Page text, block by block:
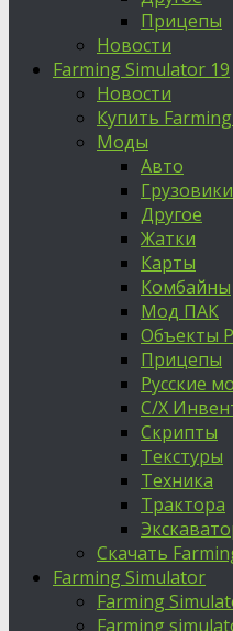
Прицепы
Новости
Farming Simulator 19
Новости
Купить
Моды
Авто
Грузовики
Другое
Жатки
Карты
Комбайны
Мод ПАК
Объекты
Прицепы
Русские
С/Х
Скрипты
Текстуры
Техника
Трактора
Скачать
Farming Simulator
Farming
Farming